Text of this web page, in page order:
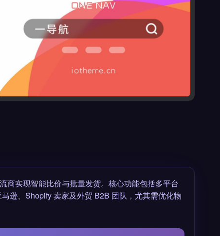
商实现智能比价与批量发货。核心功能包括多平台
逊、Shopify 卖家及外贸 B2B 团队，尤其需优化物